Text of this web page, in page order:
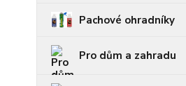
Pachové ohradníky
Pro dům a zahradu